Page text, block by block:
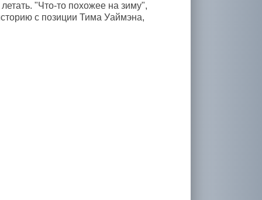
"Чтo-то похожее на зиму",
с позиции Тима Уаймэна,